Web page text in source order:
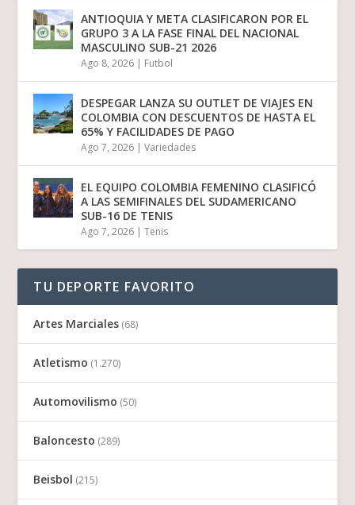
ANTIOQUIA Y META CLASIFICARON POR EL
GRUPO 3 A LA FASE FINAL DEL NACIONAL
MASCULINO SUB-21 2026
Ago 8, 2026 | Futbol
DESPEGAR LANZA SU OUTLET DE VIAJES EN
COLOMBIA CON DESCUENTOS DE HASTA EL
65% Y FACILIDADES DE PAGO
Ago 7, 2026 |Variedades
EL EQUIPO COLOMBIA FEMENINO CLASIFICÓ
A LAS SEMIFINALES DEL SUDAMERICANO
SUB-16 DE TENIS
Ago 7, 2026 |Tenis
TU DEPORTE FAVORITO
Artes Marciales (68)
Atletismo (1.270)
Automovilismo (50)
Baloncesto (289)
Beisbol (215)